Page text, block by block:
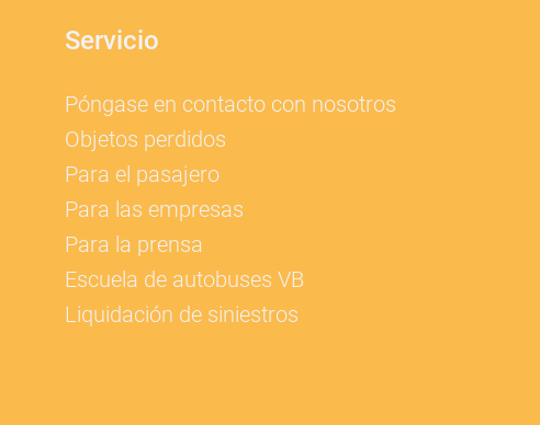
Servicio
Póngase en contacto con nosotros
Objetos perdidos
Para el pasajero
Para las empresas
Para la prensa
Escuela de autobuses VB
Liquidación de siniestros